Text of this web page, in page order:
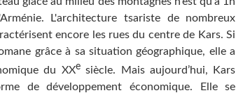
L'architecture tsariste de nombreux
encore les rues du centre de Kars. Si
grâce à sa situation géographique, elle a
du XXesiècle. Mais aujourd’hui, Kars
de développement économique. Elle se